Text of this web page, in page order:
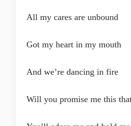
All my cares are unbound
Got my heart in my mouth
And we’re dancing in fire
Will you promise me this